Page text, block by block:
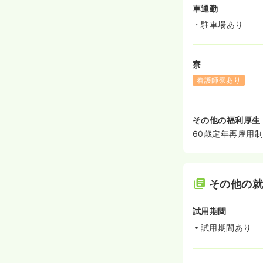
車通勤
・駐車場あり
寮
看護師寮あり
その他の福利厚生
60歳定年再雇用
その他の
試用期間
試用期間あり